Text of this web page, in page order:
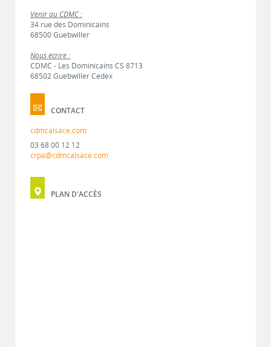
Venir au CDMC :
34 rue des Dominicains
68500 Guebwiller
Nous écrire :
CDMC - Les Dominicains CS 8713
68502 Guebwiller Cedex
CONTACT
cdmcalsace.com
03 68 00 12 12
crpa@cdmcalsace.com
PLAN D'ACCÈS